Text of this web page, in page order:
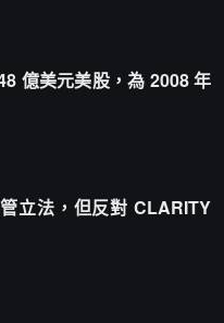
億美元美股，為 2008 年
立法，但反對 CLARITY